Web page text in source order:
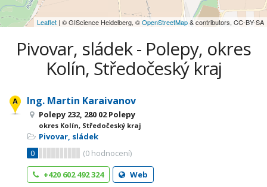
Leaflet | © GIScience Heidelberg, ©OpenStreetMap& contributors, CC-BY-SA
Pivovar, sládek - Polepy, okres
Kolín, Středočeský kraj
Ing. Martin Karaivanov
Polepy 232, 280 02 Polepy
okres Kolín, Středočeský kraj
Pivovar, sládek
0
(0 hodnocení)
+420 602 492 324
Web